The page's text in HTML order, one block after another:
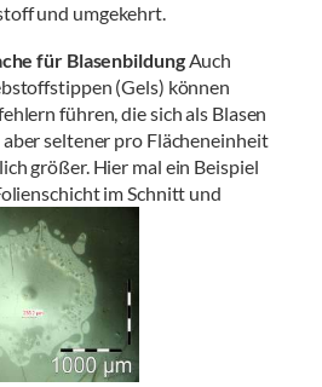
und umgekehrt.
für BlasenbildungAuch
(Gels) können
führen, die sich als Blasen
seltener pro Flächeneinheit
größer. Hier mal ein Beispiel
im Schnitt und